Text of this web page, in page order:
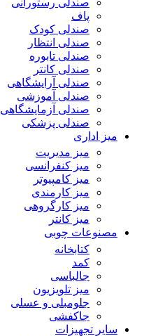
پاف
صندلی کودک
صندلی انتظار
صندلی تابوره
صندلی کانتر
صندلی آرایشگاهی
صندلی آموزشی
صندلی آزمایشگاهی
صندلی پزشکی
میز اداری
میز مدیریت
میز کنفرانسی
میز کامپیوتر
میز کارمندی
میز کارگروهی
میز کانتر
مصنوعات چوبی
کتابخانه
کمد
جالباسی
میز تلویزیون
جلومبلی و عسلی
جاکفشی
سایر تجهیزات